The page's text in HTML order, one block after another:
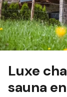
Luxe
sauna